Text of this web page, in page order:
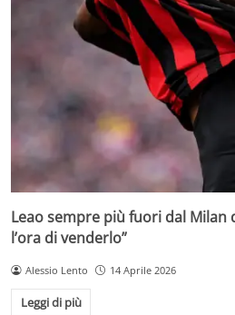
Leao sempre più fuori dal Milan
l’ora di venderlo”
Alessio Lento 14 Aprile 2026
Leggi di più